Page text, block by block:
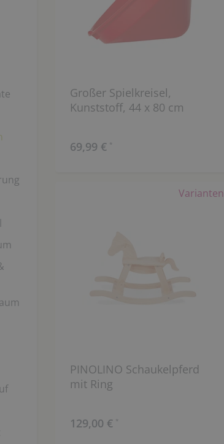
Großer Spielkreisel,
Kunststoff, 44 x 80 cm
69,99 € *
Varianten
PINOLINO Schaukelpferd
mit Ring
129,00 € *